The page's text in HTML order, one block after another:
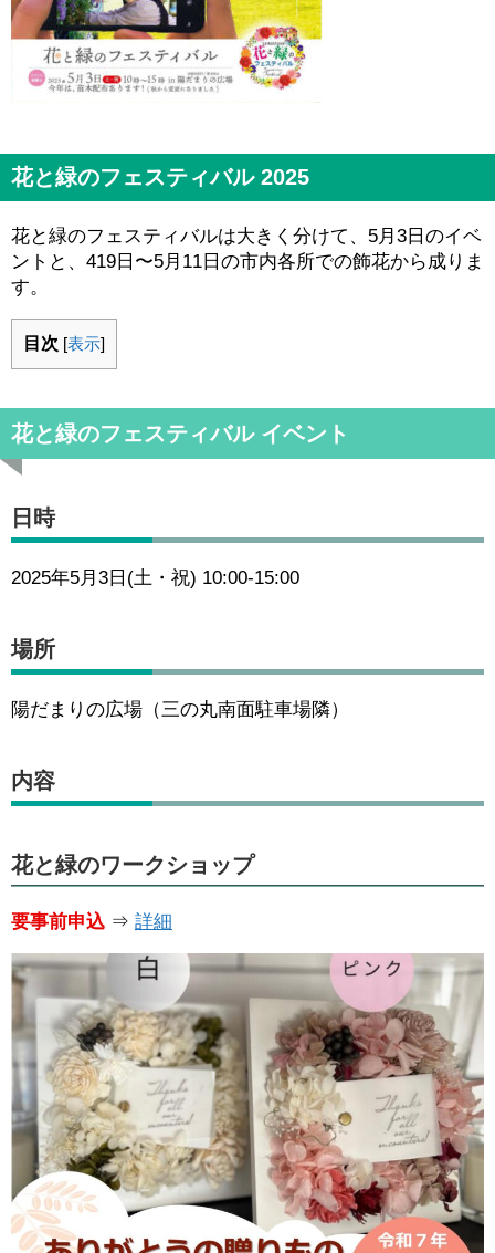
花と緑のフェスティバル 2025
花と緑のフェスティバルは大きく分けて、5月3日のイベ
ントと、419日〜5月11日の市内各所での飾花から成りま
す。
目次 [表示]
花と緑のフェスティバル イベント
日時
2025年5月3日(土・祝) 10:00-15:00
場所
陽だまりの広場（三の丸南面駐車場隣）
内容
花と緑のワークショップ
要事前申込 ⇒ 詳細